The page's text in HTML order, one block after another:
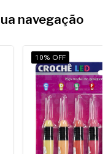
navegação
10% OFF